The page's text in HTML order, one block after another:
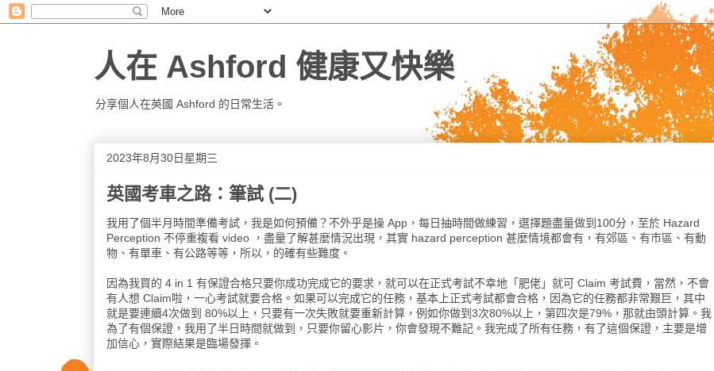
人在 Ashford 健康又快樂
分享個人在英國 Ashford 的日常生活。
2023年8月30日星期三
英國考車之路：筆試 (二)
我用了個半月時間準備考試，我是如何預備？不外乎是操 App，每日抽時間做練習，選擇題盡量做到100分，至於 Hazard
Perception 不停重複看 video ，盡量了解甚麼情況出現，其實 hazard perception 甚麼情境都會有，有郊區、有市區、有動
物、有單車、有公路等等，所以，的確有些難度。
因為我買的 4 in 1 有保證合格只要你成功完成它的要求，就可以在正式考試不幸地「肥佬」就可 Claim 考試費，當然，不會
有人想 Claim啦，一心考試就要合格。如果可以完成它的任務，基本上正式考試都會合格，因為它的任務都非常艱巨，其中
就是要連續4次做到 80%以上，只要有一次失敗就要重新計算，例如你做到3次80%以上，第四次是79%，那就由頭計算。我
為了有個保證，我用了半日時間就做到，只要你留心影片，你會發現不難記。我完成了所有任務，有了這個保證，主要是增
加信心，實際結果是臨場發揮。